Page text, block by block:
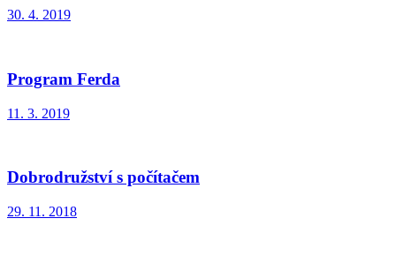
30. 4. 2019
Program Ferda
11. 3. 2019
Dobrodružství s počítačem
29. 11. 2018